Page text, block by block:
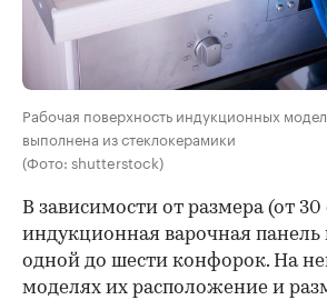
Рабочая поверхность индукционных
выполнена из стеклокерамики
(Фото: shutterstock)
В зависимости от размера (от
индукционная варочная панель
одной до шести конфорок. На
моделях их расположение и